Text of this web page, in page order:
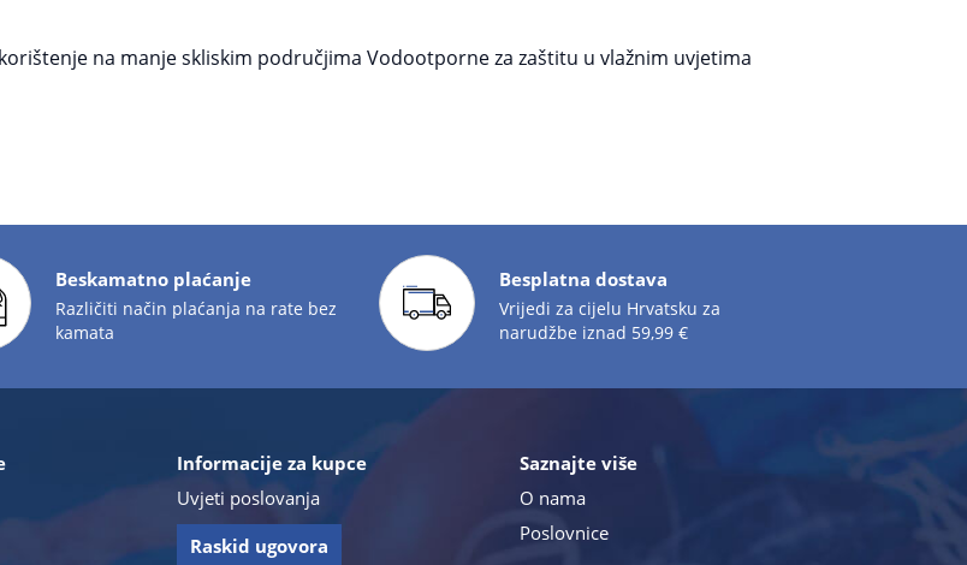
na manje skliskim područjima Vodootporne za zaštitu u vlažnim uvjetima
Beskamatno plaćanje
Različiti način plaćanja na rate bez
kamata
Besplatna dostava
Vrijedi za cijelu Hrvatsku za
narudžbe iznad 59,99 €
Informacije za kupce
Uvjeti poslovanja
Raskid ugovora
Saznajte više
O nama
Poslovnice